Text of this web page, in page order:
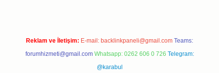
Reklam ve İletişim: E-mail: backlinkpaneli@gmail.com Teams:
forumhizmeti@gmail.com Whatsapp: 0262 606 0 726 Telegram:
@karabul